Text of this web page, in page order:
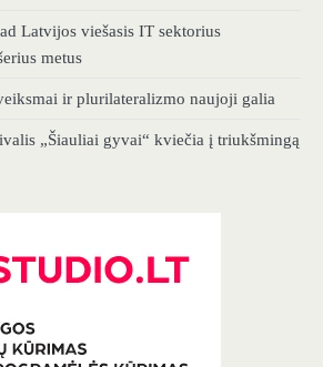
Latvijos viešasis IT sektorius
metus
ir plurilateralizmo naujoji galia
„Šiauliai gyvai“ kviečia į triukšmingą